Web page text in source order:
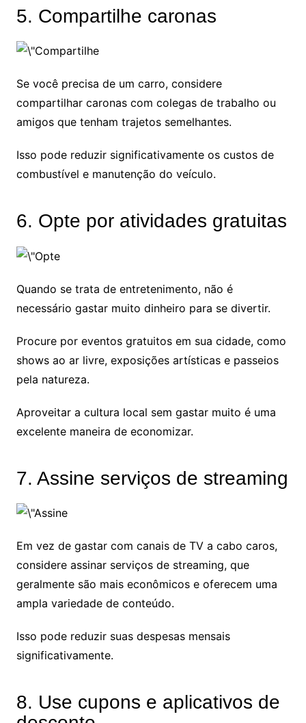
5. Compartilhe caronas
Se você precisa de um carro, considere
compartilhar caronas com colegas de trabalho ou
amigos que tenham trajetos semelhantes.
Isso pode reduzir significativamente os custos de
combustível e manutenção do veículo.
6. Opte por atividades gratuitas
Quando se trata de entretenimento, não é
necessário gastar muito dinheiro para se divertir.
Procure por eventos gratuitos em sua cidade, como
shows ao ar livre, exposições artísticas e passeios
pela natureza.
Aproveitar a cultura local sem gastar muito é uma
excelente maneira de economizar.
7. Assine serviços de streaming
Em vez de gastar com canais de TV a cabo caros,
considere assinar serviços de streaming, que
geralmente são mais econômicos e oferecem uma
ampla variedade de conteúdo.
Isso pode reduzir suas despesas mensais
significativamente.
8. Use cupons e aplicativos de